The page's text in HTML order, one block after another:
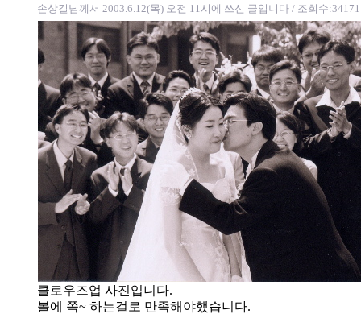
손상길님께서 2003.6.12(목) 오전 11시에 쓰신 글입니다 / 조회수:34171
클로우즈업 사진입니다.
볼에 쪽~ 하는걸로 만족해야했습니다.